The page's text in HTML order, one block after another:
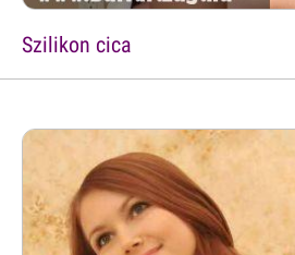
Szilikon cica